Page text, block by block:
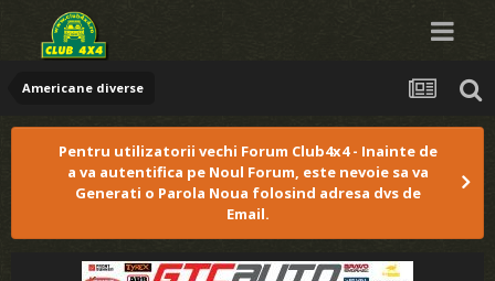
Americane diverse
Pentru utilizatorii vechi Forum Club4x4 - Inainte de
a va autentifica pe Noul Forum, este nevoie sa va
Generati o Parola Noua folosind adresa dvs de
Email.